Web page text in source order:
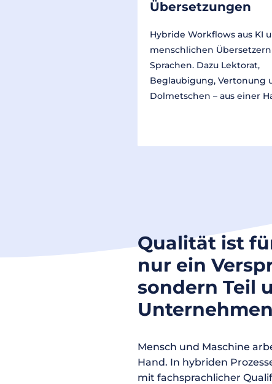
Übersetzungen
Hybride Workflows aus KI
menschlichen
Sprachen. Dazu Lektorat,
Beglaubigung, Vertonung
Dolmetschen – aus einer
Qualität ist
nur ein
sondern Teil
Mensch und Maschine
Hand. In hybriden
mit fachsprachlicher